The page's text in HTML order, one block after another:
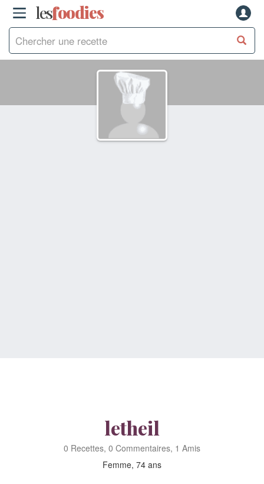
lesfoodies
letheil
0 Recettes, 0 Commentaires, 1 Amis
Femme, 74 ans